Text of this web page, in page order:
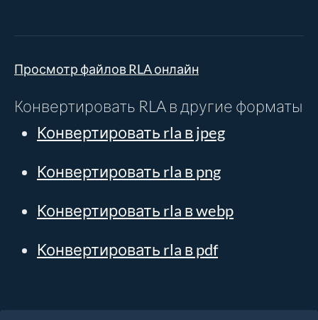
Просмотр файлов RLA онлайн
Конвертировать RLA в другие форматы
Конвертировать rla в jpeg
Конвертировать rla в png
Конвертировать rla в webp
Конвертировать rla в pdf